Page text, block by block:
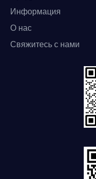
Информация
О нас
Свяжитесь с нами